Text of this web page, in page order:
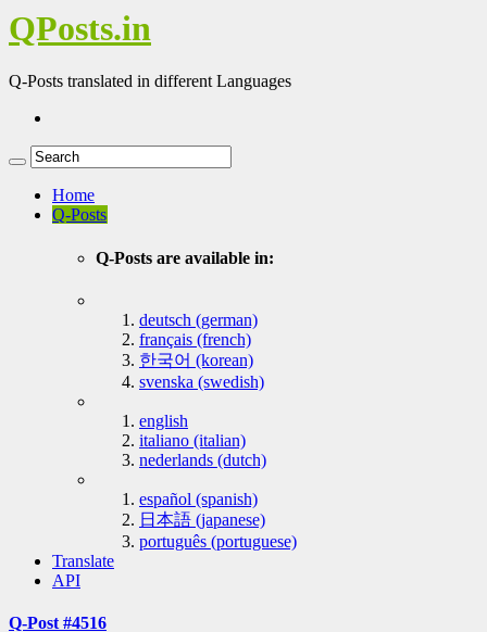
QPosts.in
Q-Posts translated in different Languages
Home
Q-Posts
Q-Posts are available in:
deutsch (german)
français (french)
한국어 (korean)
svenska (swedish)
english
italiano (italian)
nederlands (dutch)
español (spanish)
日本語 (japanese)
português (portuguese)
Translate
API
Q-Post #4516